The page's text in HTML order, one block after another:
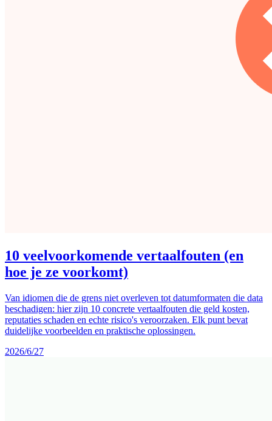
10 veelvoorkomende vertaalfouten (en
hoe je ze voorkomt)
Van idiomen die de grens niet overleven tot datumformaten die data
beschadigen: hier zijn 10 concrete vertaalfouten die geld kosten,
reputaties schaden en echte risico's veroorzaken. Elk punt bevat
duidelijke voorbeelden en praktische oplossingen.
2026/6/27